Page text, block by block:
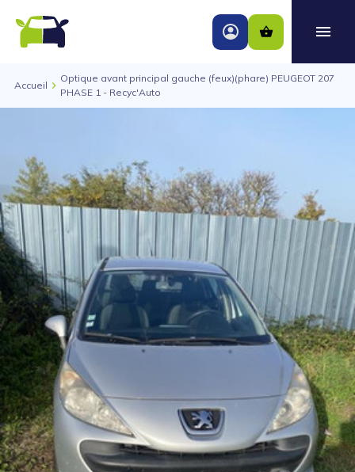
Accueil
Optique avant principal gauche (feux)(phare) PEUGEOT 207
PHASE 1 - Recyc'Auto